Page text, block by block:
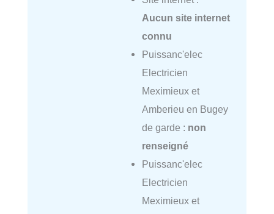
Aucun site internet
connu
Puissanc'elec
Electricien
Meximieux et
Amberieu en Bugey
de garde : non
renseigné
Puissanc'elec
Electricien
Meximieux et